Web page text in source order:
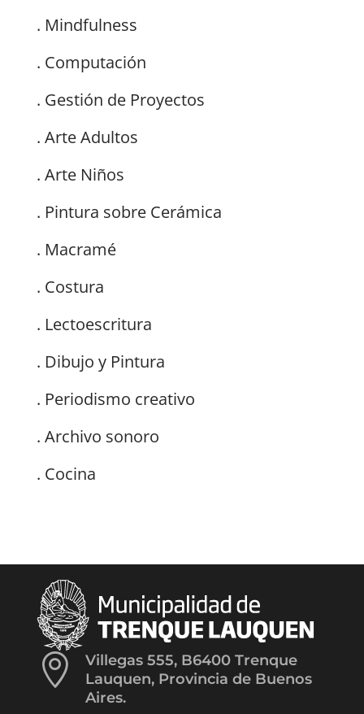
. Mindfulness
. Computación
. Gestión de Proyectos
. Arte Adultos
. Arte Niños
. Pintura sobre Cerámica
. Macramé
. Costura
. Lectoescritura
. Dibujo y Pintura
. Periodismo creativo
. Archivo sonoro
. Cocina

Villegas 555, B6400 Trenque
Lauquen, Provincia de Buenos
Aires.